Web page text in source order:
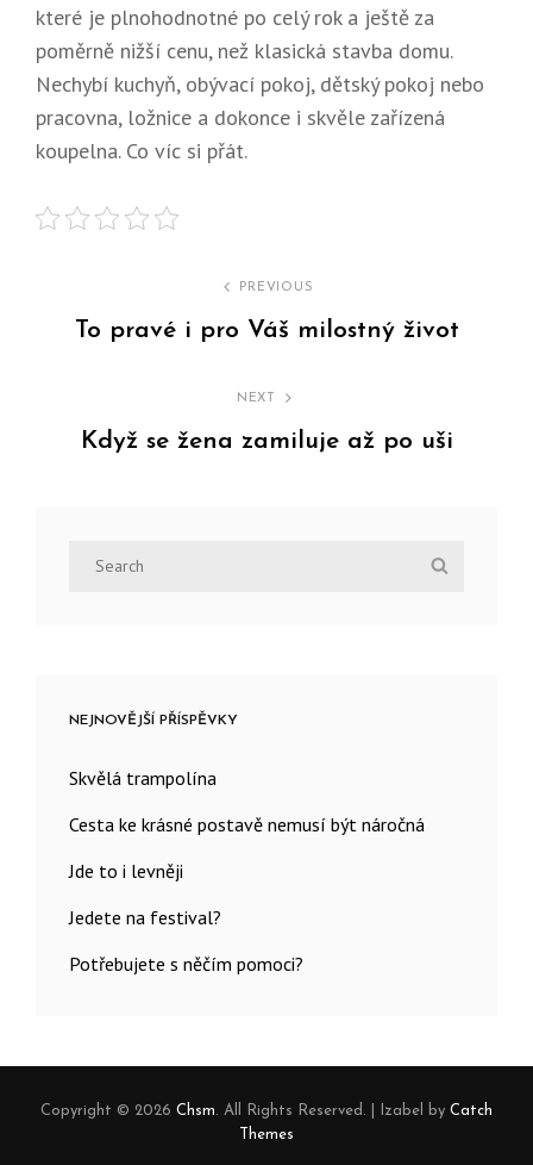
které je plnohodnotné po celý rok a ještě za
poměrně nižší cenu, než klasická stavba domu.
Nechybí kuchyň, obývací pokoj, dětský pokoj nebo
pracovna, ložnice a dokonce i skvěle zařízená
koupelna. Co víc si přát.
pro
PREVIOUS
To pravé i pro Váš milostný život
NEXT
Když se žena zamiluje až po uši
Search
NEJNOVĚJŠÍ PŘÍSPĚVKY
Skvělá trampolína
Cesta ke krásné postavě nemusí být náročná
Jde to i levněji
Jedete na festival?
Potřebujete s něčím pomoci?
Copyright © 2026 Chsm. All Rights Reserved. Izabel by Catch
Themes